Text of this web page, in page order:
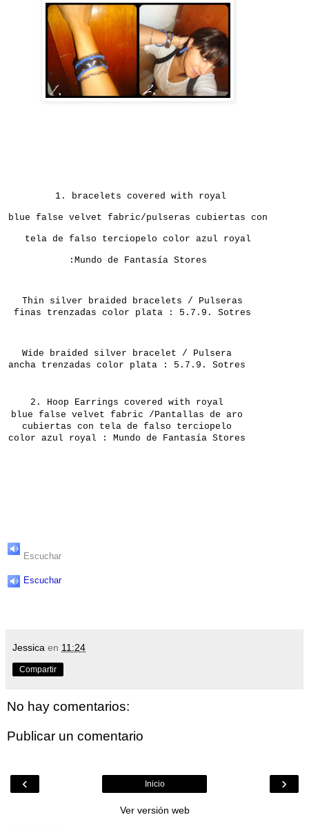
1. bracelets covered with royal
blue false velvet fabric/pulseras cubiertas con
tela de falso terciopelo color azul royal
: Mundo de Fantasía Stores
Thin silver braided bracelets /
Pulseras
finas trenzadas color plata : 5.7.9. Sotres
Wide braided silver bracelet /
Pulsera
ancha trenzadas color plata : 5.7.9. Sotres
2. Hoop Earrings covered with
royal
blue false velvet fabric /Pantallas de aro
cubiertas con tela de falso terciopelo
color azul royal : Mundo de Fantasía Stores
Escuchar
Escuchar
Jessica en 11:24
Compartir
No hay comentarios:
Publicar un comentario
‹ ›
Inicio
Ver versión web